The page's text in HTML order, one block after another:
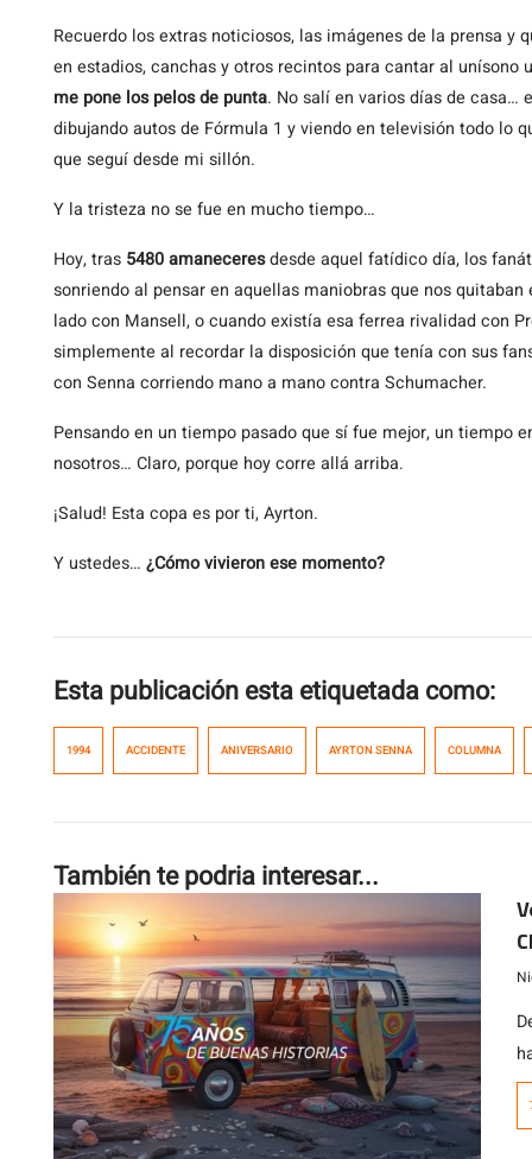
Recuerdo los extras noticiosos, las imágenes de la prensa y
en estadios, canchas y otros recintos para cantar al unísono
me pone los pelos de punta. No salí en varios días de casa…
dibujando autos de Fórmula 1 y viendo en televisión todo lo
que seguí desde mi sillón.
Y la tristeza no se fue en mucho tiempo…
Hoy, tras 5480 amaneceresdesde aquel fatídico día, los
sonriendo al pensar en aquellas maniobras que nos
lado con Mansell, o cuando existía esa ferrea rivalidad con
simplemente al recordar la disposición que tenía con sus
con Senna corriendo mano a mano contra Schumacher.
Pensando en un tiempo pasado que sí fue mejor, un tiempo
nosotros… Claro, porque hoy corre allá arriba.
¡Salud! Esta copa es por ti, Ayrton.
Y ustedes… ¿Cómo vivieron ese momento?
Esta publicación esta etiquetada como:
1994 ACCIDENTE ANIVERSARIO AYRTON SENNA COLUMNA
También te podria interesar...